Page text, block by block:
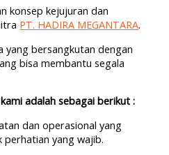
konsep kejujuran dan
PT. HADIRA MEGANTARA.
yang bersangkutan dengan
bisa membantu segala
adalah sebagai berikut :
dan operasional yang
yang wajib.